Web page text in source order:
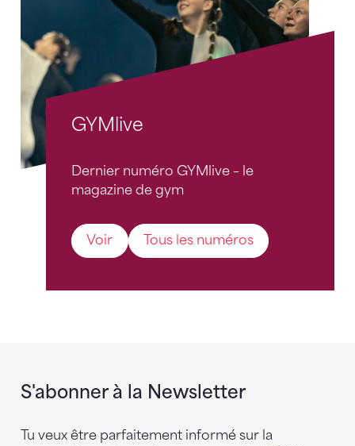
GYMlive
Dernier numéro GYMlive – le
magazine de gym
Voir Tous les numéros
S'abonner à la Newsletter
Tu veux être parfaitement informé sur la